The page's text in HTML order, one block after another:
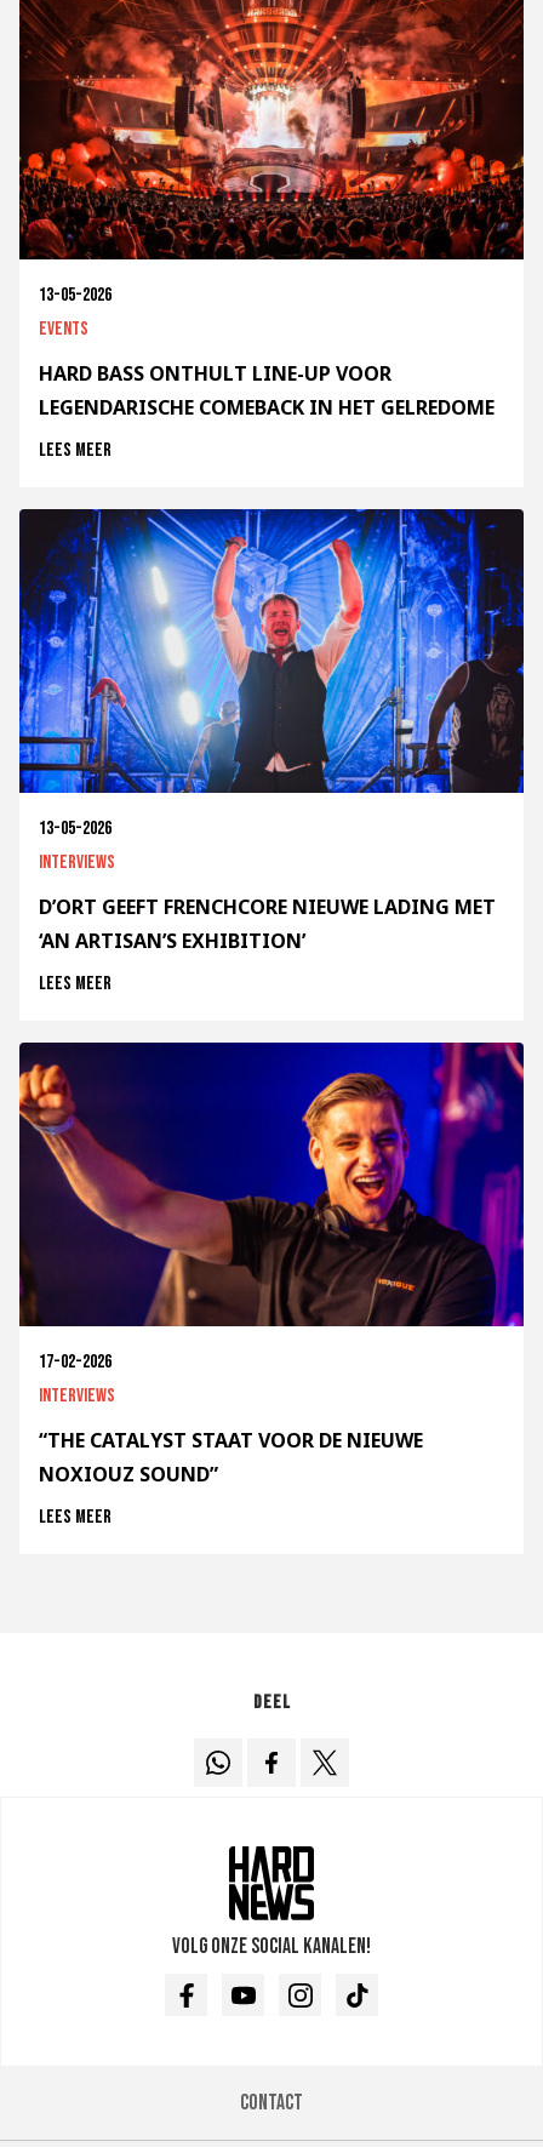
13-05-2026
Events
HARD BASS ONTHULT LINE-UP VOOR
LEGENDARISCHE COMEBACK IN HET GELREDOME
Lees meer
13-05-2026
Interviews
D’ORT GEEFT FRENCHCORE NIEUWE LADING MET
‘AN ARTISAN’S EXHIBITION’
Lees meer
17-02-2026
Interviews
“THE CATALYST STAAT VOOR DE NIEUWE
NOXIOUZ SOUND”
Lees meer
Deel
Volg onze social kanalen!
FacebookYoutubeInstagramTikTok
Contact